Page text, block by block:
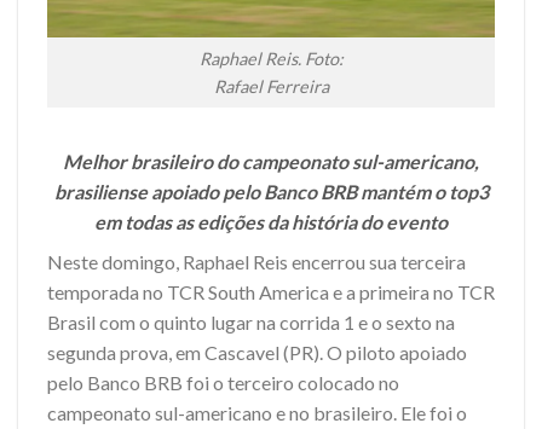
Raphael Reis. Foto:
Rafael Ferreira
Melhor brasileiro do campeonato sul-americano,
brasiliense apoiado pelo Banco BRB mantém o top3
em todas as edições da história do evento
Neste domingo, Raphael Reis encerrou sua terceira
temporada no TCR South America e a primeira no TCR
Brasil com o quinto lugar na corrida 1 e o sexto na
segunda prova, em Cascavel (PR). O piloto apoiado
pelo Banco BRB foi o terceiro colocado no
campeonato sul-americano e no brasileiro. Ele foi o